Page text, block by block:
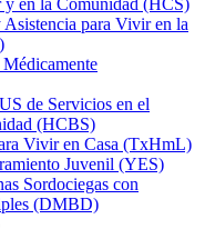
para Vivir en la
de Servicios en el
(HCBS)
Vivir en Casa (TxHmL)
Juvenil (YES)
Sordociegas con
(DMBD)